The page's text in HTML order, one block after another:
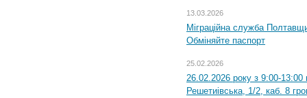
13.03.2026
Міграційна служба
Обміняйте паспорт
25.02.2026
26.02.2026 року з 9:00-
Решетиівська, 1/2, каб. 8